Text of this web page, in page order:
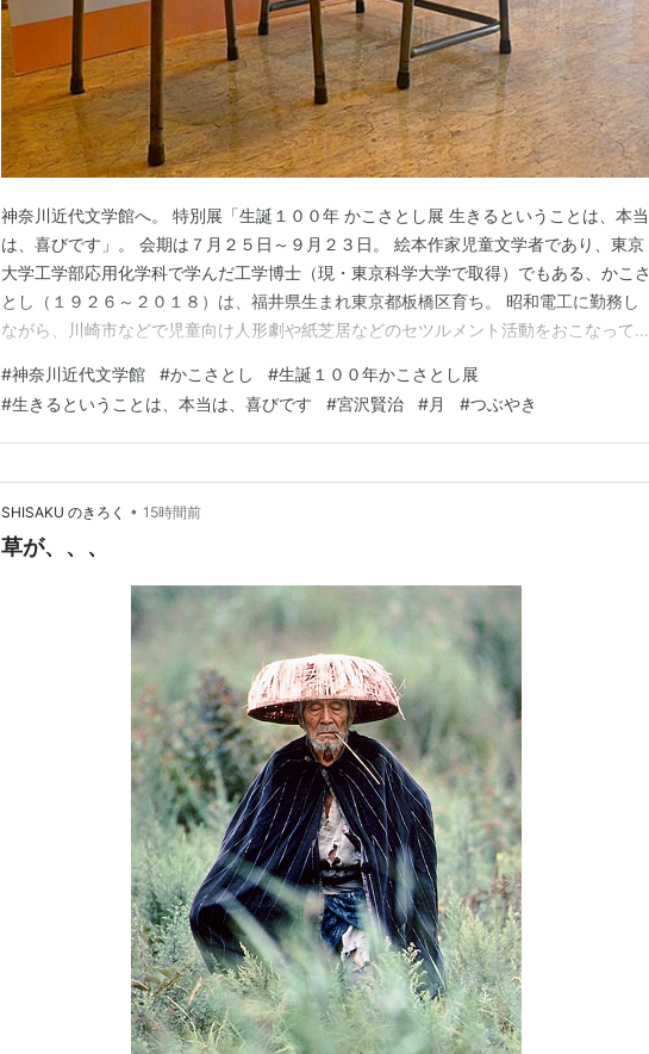
神奈川近代文学館へ。 特別展「生誕１００年 かこさとし展 生きるということは、本当
は、喜びです」。 会期は７月２５日～９月２３日。 絵本作家児童文学者であり、東京
大学工学部応用化学科で学んだ工学博士（現・東京科学大学で取得）でもある、かこさ
とし（１９２６～２０１８）は、福井県生まれ東京都板橋区育ち。 昭和電工に勤務し
ながら、川崎市などで児童向け人形劇や紙芝居などのセツルメント活動をおこなってい
どを発表し、１９７３年に４７歳で昭和電工を退社したのちは、フリーで多彩な活動を
おこなった。 https://www.kanab…
#神奈川近代文学館 #かこさとし #生誕１００年かこさとし展
#生きるということは、本当は、喜びです #宮沢賢治 #月 #つぶやき
SHISAKU のきろく • 15時間前
草が、、、